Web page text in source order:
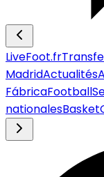
LiveFoot.fr
MadridActualités
FábricaFootball
nationalesBasket